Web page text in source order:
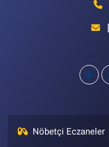
Nöbetçi Eczaneler